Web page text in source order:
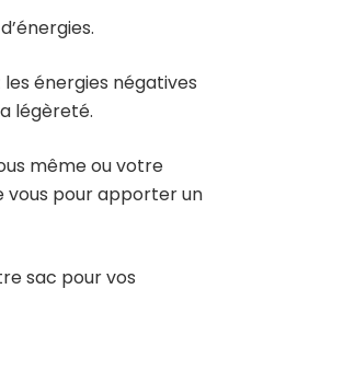
énergies négatives
légèreté.
même ou votre
vous pour apporter un
sac pour vos